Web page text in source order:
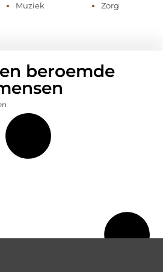
Muziek
Zorg
en beroemde